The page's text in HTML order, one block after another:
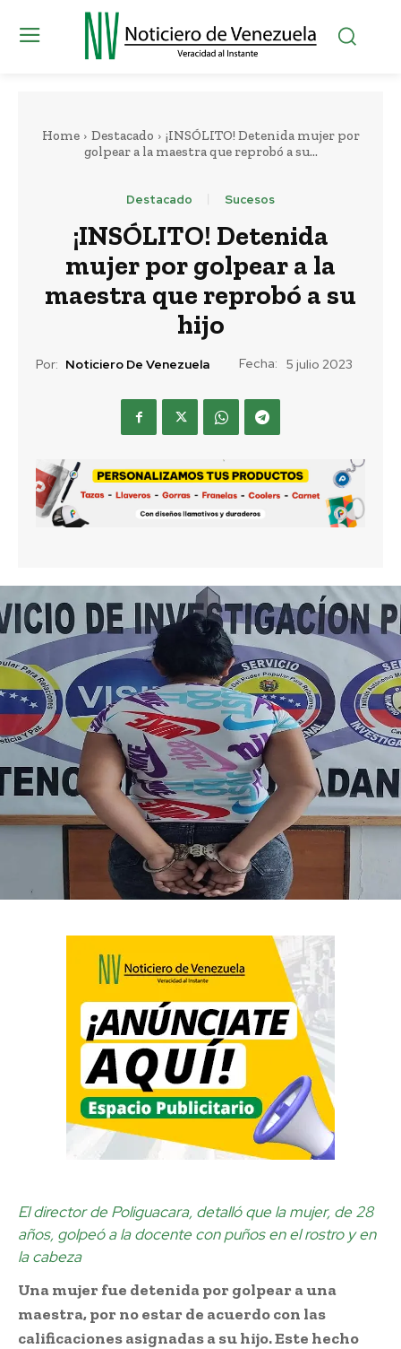
Home Destacado
¡INSÓLITO! Detenida mujer por
golpear a la maestra que reprobó a su...
Destacado Sucesos
¡INSÓLITO! Detenida
mujer por golpear a la
maestra que reprobó a su
hijo
Por: Noticiero De Venezuela Fecha: 5 julio 2023
El director de Poliguacara, detalló que la mujer, de 28
años, golpeó a la docente con puños en el rostro y en
la cabeza
Una mujer fue detenida por golpear a una
maestra, por no estar de acuerdo con las
calificaciones asignadas a su hijo. Este hecho